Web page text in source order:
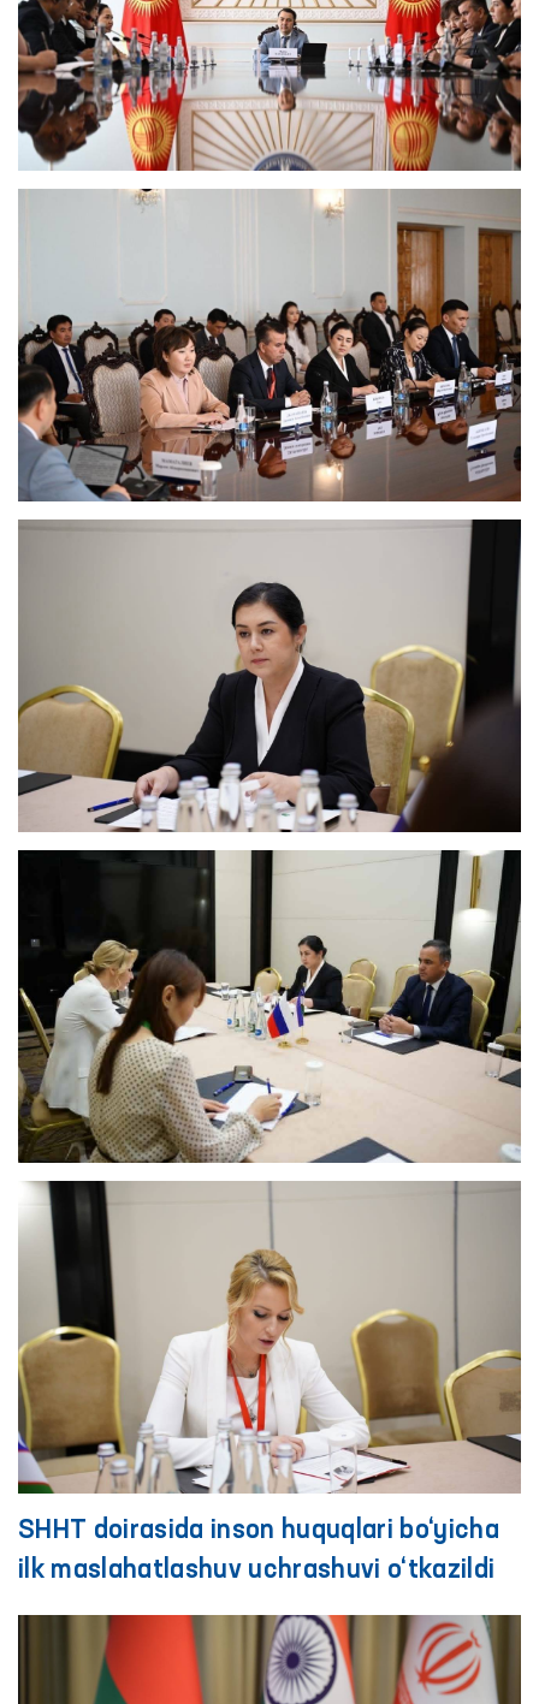
SHHT doirasida inson huquqlari bo‘yicha
ilk maslahatlashuv uchrashuvi o‘tkazildi